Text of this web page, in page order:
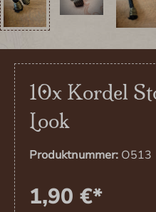
10x Kordel
Look
Produktnummer: O513
1,90 €*